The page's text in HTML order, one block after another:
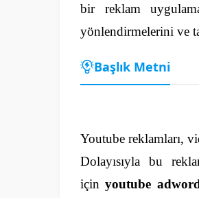
bir reklam
yönlendirmelerini ve
Başlık Metni
Youtube reklamları,
Dolayısıyla bu
içinyoutube